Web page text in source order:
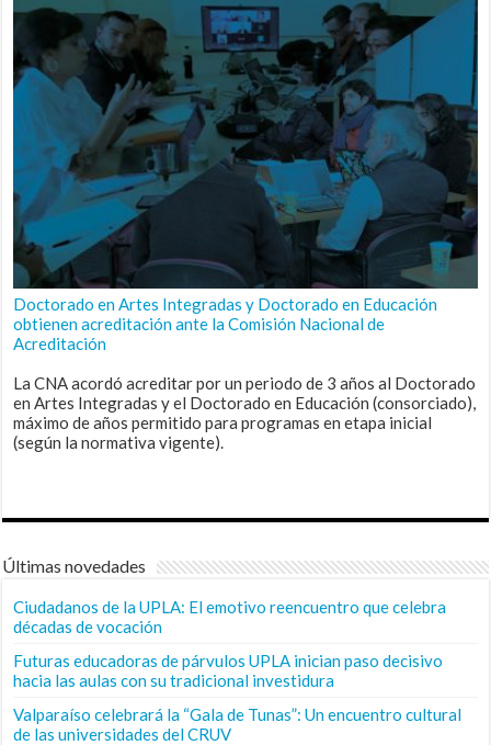
Doctorado en Artes Integradas y Doctorado en Educación
obtienen acreditación ante la Comisión Nacional de
Acreditación
La CNA acordó acreditar por un periodo de 3 años al Doctorado
en Artes Integradas y el Doctorado en Educación (consorciado),
máximo de años permitido para programas en etapa inicial
(según la normativa vigente).
Últimas novedades
Ciudadanos de la UPLA: El emotivo reencuentro que celebra
décadas de vocación
Futuras educadoras de párvulos UPLA inician paso decisivo
hacia las aulas con su tradicional investidura
Valparaíso celebrará la “Gala de Tunas”: Un encuentro cultural
de las universidades del CRUV